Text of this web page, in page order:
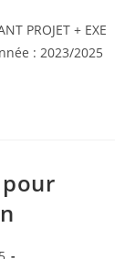
PROJET + EXE
: 2023/2025